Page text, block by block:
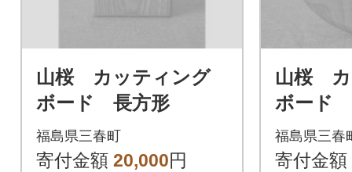
山桜 カッティング
ボード 長方形
福島県三春町
寄付金額 20,000円
山桜 カ
ボード
福島県三春
寄付金額